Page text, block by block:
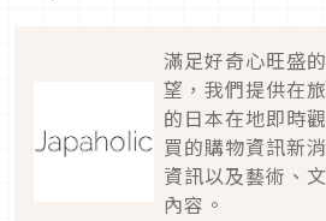
滿足好奇心旺盛
望，我們提供在
的日本在地即時
買的購物資訊新
資訊以及藝術、
內容。